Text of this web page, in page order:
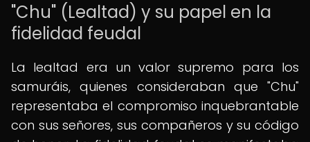
"Chu" (Lealtad) y su papel en la
fidelidad feudal
La lealtad era un valor supremo para los
samuráis, quienes consideraban que "Chu"
representaba el compromiso inquebrantable
con sus señores, sus compañeros y su código